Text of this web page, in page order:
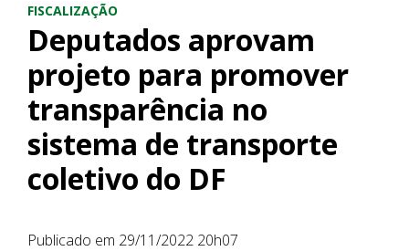
FISCALIZAÇÃO
Deputados aprovam
projeto para promover
transparência no
sistema de transporte
coletivo do DF
Publicado em 29/11/2022 20h07